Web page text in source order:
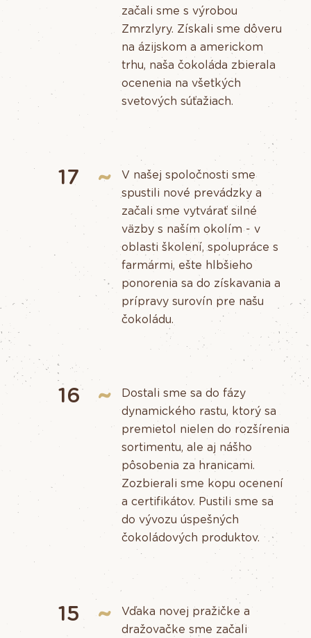
začali sme s výrobou
Zmrzlyry. Získali sme dôveru
na ázijskom a americkom
trhu, naša čokoláda zbierala
ocenenia na všetkých
svetových súťažiach.
17
V našej spoločnosti sme
spustili nové prevádzky a
začali sme vytvárať silné
väzby s naším okolím - v
oblasti školení, spolupráce s
farmármi, ešte hlbšieho
ponorenia sa do získavania a
prípravy surovín pre našu
čokoládu.
16
Dostali sme sa do fázy
dynamického rastu, ktorý sa
premietol nielen do rozšírenia
sortimentu, ale aj nášho
pôsobenia za hranicami.
Zozbierali sme kopu ocenení
a certifikátov. Pustili sme sa
do vývozu úspešných
čokoládových produktov.
15
Vďaka novej pražičke a
dražovačke sme začali